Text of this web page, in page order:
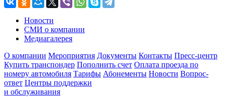
Новости
СМИ о компании
Медиагалерея
О компании Мероприятия Документы Контакты Пресс-центр
Купить транспондер Пополнить счет Оплата проезда по
номеру автомобиля Тарифы Абонементы Новости Вопрос-
ответ Центры поддержки
и обслуживания